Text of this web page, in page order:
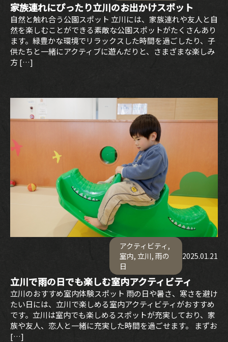
家族連れにぴったり立川のお出かけスポット
自然と触れ合う公園スポット 立川には、家族連れや友人と自
然を楽しむことができる素敵な公園スポットがたくさんあり
ます。緑豊かな環境でリラックスした時間を過ごしたり、子
供たちと一緒にアクティブに遊んだりと、さまざまな楽しみ
方 […]
アクティビティ ,
室内, 立川,雨の
日
2025.01.21
立川で雨の日でも楽しむ室内アクティビティ
立川のおすすめ室内体験スポット 雨の日や暑さ、寒さを避け
たい日には、立川で楽しめる室内アクティビティがおすすめ
です。立川は室内でも楽しめるスポットが充実しており、家
族や友人、恋人と一緒に充実した時間を過ごせます。 まずお
[…]